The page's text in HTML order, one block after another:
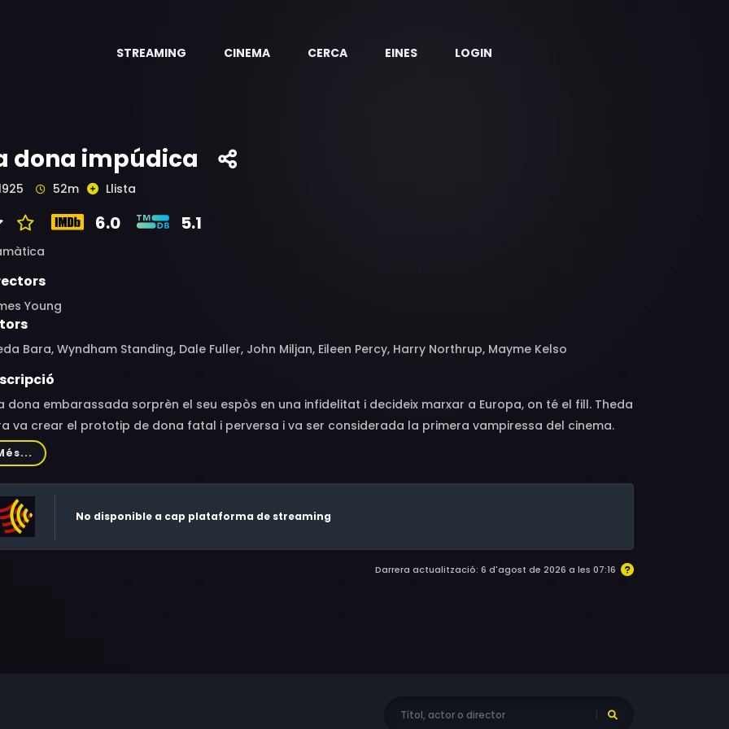
STREAMING CINEMA CERCA EINES LOGIN
dona impúdica
52m Llista
6.0 5.1
Young
Bara, Wyndham Standing, Dale Fuller, John Miljan, Eileen Percy, Harry Northrup, Mayme Kelso
dona embarassada sorprèn el seu espòs en una infidelitat i decideix marxar a Europa, on té el fill. Theda
va crear el prototip de dona fatal i perversa i va ser considerada la primera vampiressa del cinema.
film —estrenat amb el títol Una buena lección— va ser un notable fracàs. Després només va rodar
altra pel·lícula i es va retirar fins a la seva mort, el 1955.
No disponible a cap plataforma de streaming
Darrera actualització: 6 d'agost de 2026 a les 07:16